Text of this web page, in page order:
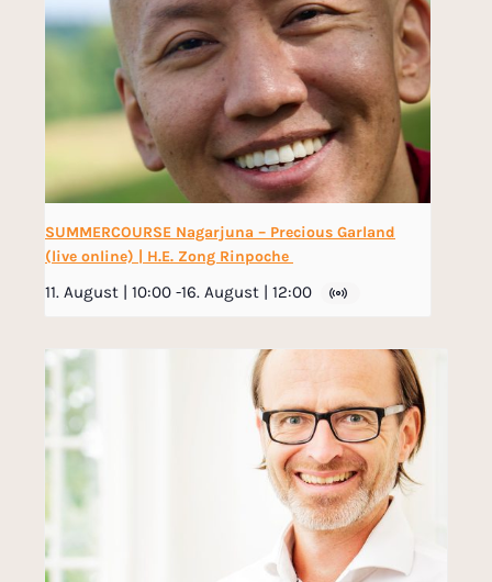
SUMMERCOURSE Nagarjuna – Precious Garland
(live online) | H.E. Zong Rinpoche
11. August | 10:00 -16. August | 12:00